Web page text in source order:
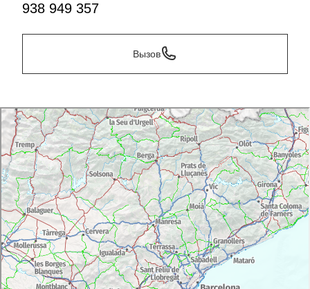
938 949 357
Вызов